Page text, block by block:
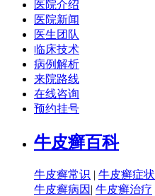
医院介绍
医院新闻
医生团队
临床技术
病例解析
来院路线
在线咨询
预约挂号
牛皮癣百科
牛皮癣常识 | 牛皮癣症状
牛皮癣病因 | 牛皮癣治疗